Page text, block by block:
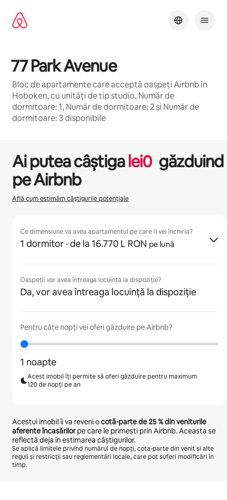
mergi
77 Park Avenue
Bloc de apartamente care acceptă oaspeți Airbnb în
Hoboken, cu unități de tip studio, Număr de
dormitoare: 1, Număr de dormitoare: 2 și Număr de
dormitoare: 3 disponibile
Ai putea câștiga lei0 găzduind
pe Airbnb
Află cum estimăm câștigurile potențiale
Ce dimensiune va avea apartamentul pe care îl vei închiria?
1 dormitor · de la 16.770 L RON pe lună
Oaspeții vor avea întreaga locuință la dispoziție?
Da, vor avea întreaga locuință la dispoziție
Pentru câte nopți vei oferi găzduire pe Airbnb?
1 noapte
Acest imobil îți permite să oferi găzduire pentru maximum
120 de nopți pe an
Acestui imobil îi va reveni ocotă-parte de25 %din veniturile
aferente încasărilorpe care le primești prin Airbnb. Aceasta se
reflectă deja în estimarea câștigurilor.
Se aplică limitele privind numărul de nopți, cota-parte din venit și alte
reguli și restricții sau reglementări locale, care pot suferi modificări în
timp.